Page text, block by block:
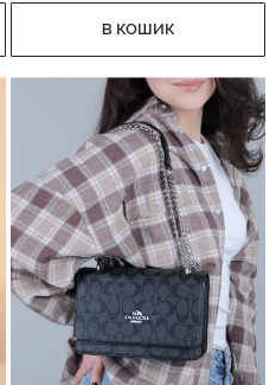
В КОШИК